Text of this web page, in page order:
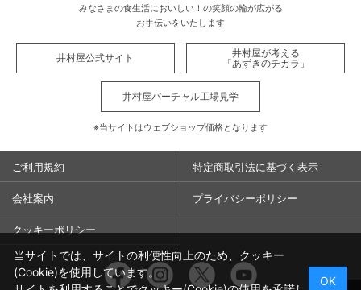
みなさまの食生活においしい！の笑顔の輪が広がる
お手伝いをいたします
井村屋公式サイト
井村屋が考える
「あずきのチカラ」
井村屋バーチャル工場見学
※当サイトはウェブショップ価格となります
ご利用規約 特定商取引法に基づく表示
会社案内 プライバシーポリシー
クッキーポリシー
FacebookInstagramTwitter
当サイトでは、サイトの利便性向上のため、クッキー
(Cookie)を使用しています。
OK